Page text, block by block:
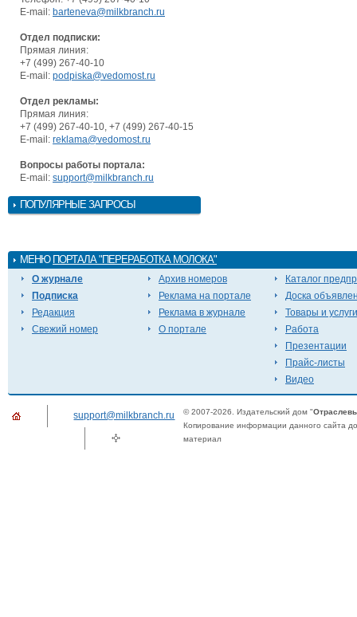
E-mail: barteneva@milkbranch.ru
Отдел подписки:
Прямая линия:
+7 (499) 267-40-10
E-mail: podpiska@vedomost.ru
Отдел рекламы:
Прямая линия:
+7 (499) 267-40-10, +7 (499) 267-40-15
E-mail: reklama@vedomost.ru
Вопросы работы портала:
E-mail: support@milkbranch.ru
ПОПУЛЯРНЫЕ ЗАПРОСЫ
МЕНЮ ПОРТАЛА "ПЕРЕРАБОТКА МОЛОКА"
О журнале
Подписка
Редакция
Свежий номер
Архив номеров
Реклама на портале
Реклама в журнале
О портале
Каталог
Доска
Товары и услуги
Работа
Презентации
Прайс-листы
Видео
support@milkbranch.ru © 2007-2026. Издательский дом "
Копирование информации данного сайта
материал